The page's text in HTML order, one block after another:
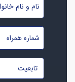
نام
خانوادگی
*
شماره
موبایل
*
تابعیت
*